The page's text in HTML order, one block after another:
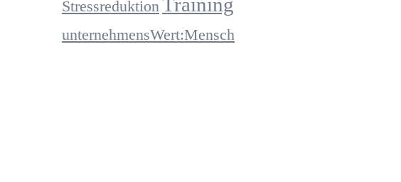
StressreduktionTraining
unternehmensWert:Mensch